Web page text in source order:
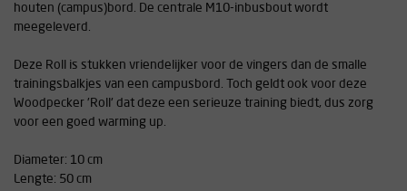
houten (campus)bord. De centrale M10-inbusbout wordt
meegeleverd.
Deze Roll is stukken vriendelijker voor de vingers dan de smalle
trainingsbalkjes van een campusbord. Toch geldt ook voor deze
Woodpecker 'Roll' dat deze een serieuze training biedt, dus zorg
voor een goed warming up.
Diameter: 10 cm
Lengte: 50 cm